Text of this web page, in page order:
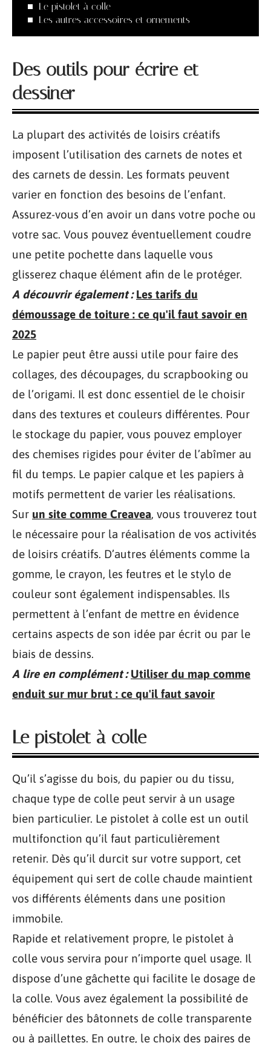
Le pistolet à colle
Les autres accessoires et ornements
Des outils pour écrire et
dessiner
La plupart des activités de loisirs créatifs
imposent l’utilisation des carnets de notes et
des carnets de dessin. Les formats peuvent
varier en fonction des besoins de l’enfant.
Assurez-vous d’en avoir un dans votre poche ou
votre sac. Vous pouvez éventuellement coudre
une petite pochette dans laquelle vous
glisserez chaque élément afin de le protéger.
A découvrir également : Les tarifs du
démoussage de toiture : ce qu'il faut savoir en
2025
Le papier peut être aussi utile pour faire des
collages, des découpages, du scrapbooking ou
de l’origami. Il est donc essentiel de le choisir
dans des textures et couleurs différentes. Pour
le stockage du papier, vous pouvez employer
des chemises rigides pour éviter de l’abîmer au
fil du temps. Le papier calque et les papiers à
motifs permettent de varier les réalisations.
Sur un site comme Creavea, vous trouverez tout
le nécessaire pour la réalisation de vos activités
de loisirs créatifs. D’autres éléments comme la
gomme, le crayon, les feutres et le stylo de
couleur sont également indispensables. Ils
permettent à l’enfant de mettre en évidence
certains aspects de son idée par écrit ou par le
biais de dessins.
A lire en complément : Utiliser du map comme
enduit sur mur brut : ce qu'il faut savoir
Le pistolet à colle
Qu’il s’agisse du bois, du papier ou du tissu,
chaque type de colle peut servir à un usage
bien particulier. Le pistolet à colle est un outil
multifonction qu’il faut particulièrement
retenir. Dès qu’il durcit sur votre support, cet
équipement qui sert de colle chaude maintient
vos différents éléments dans une position
immobile.
Rapide et relativement propre, le pistolet à
colle vous servira pour n’importe quel usage. Il
dispose d’une gâchette qui facilite le dosage de
la colle. Vous avez également la possibilité de
bénéficier des bâtonnets de colle transparente
ou à paillettes. En outre, le choix des paires de